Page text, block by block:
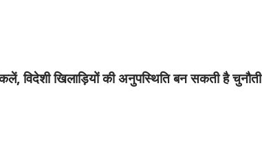
विदेशी खिलाड़ियों की अनुपस्थिति बन सकती है चुनौती